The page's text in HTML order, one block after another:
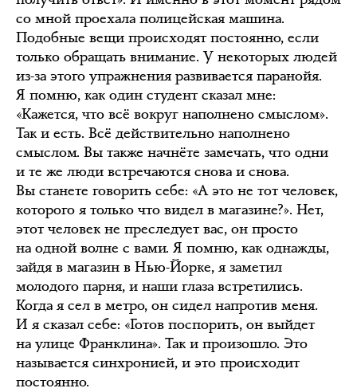
со мной проехала полицейская машина.
Подобные вещи происходят постоянно, если
только обращать внимание. У некоторых людей
из-за этого упражнения развивается паранойя.
Я помню, как один студент сказал мне:
«Кажется, что всё вокруг наполнено смыслом».
Так и есть. Всё действительно наполнено
смыслом. Вы также начнёте замечать, что одни
и те же люди встречаются снова и снова.
Вы станете говорить себе: «А это не тот человек,
которого я только что видел в магазине?». Нет,
этот человек не преследует вас, он просто
на одной волне с вами. Я помню, как однажды,
зайдя в магазин в Нью-Йорке, я заметил
молодого парня, и наши глаза встретились.
Когда я сел в метро, он сидел напротив меня.
И я сказал себе: «Готов поспорить, он выйдет
на улице Франклина». Так и произошло. Это
называется синхронией, и это происходит
постоянно.